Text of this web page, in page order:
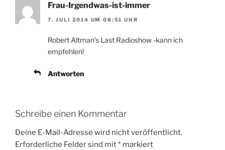
Frau-Irgendwas-ist-immer
7. JULI 2014 UM 08:51 UHR
Robert Altman’s Last Radioshow -kann ich
empfehlen!
Antworten
Schreibe einen Kommentar
Deine E-Mail-Adresse wird nicht veröffentlicht.
Erforderliche Felder sind mit* markiert